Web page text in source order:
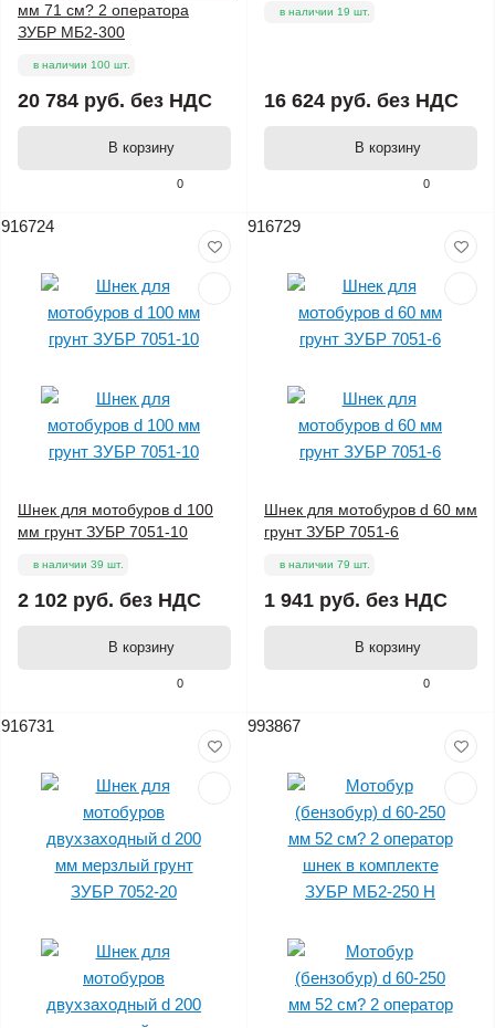
0
мм 71 см? 2 оператора
ЗУБР МБ2-300
в наличии 100 шт.
20 784 руб. без НДС
В корзину
0
в наличии 19 шт.
16 624 руб. без НДС
В корзину
916724
0
Шнек для мотобуров d 100
мм грунт ЗУБР 7051-10
в наличии 39 шт.
2 102 руб. без НДС
В корзину
916729
0
Шнек для мотобуров d 60 мм
грунт ЗУБР 7051-6
в наличии 79 шт.
1 941 руб. без НДС
В корзину
916731 993867